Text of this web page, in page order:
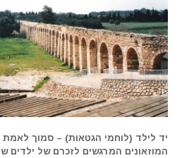
יד לילד (לוחמי הגטאות) – סמוך
המוזאונים המרגשים לזכרם של ילדים